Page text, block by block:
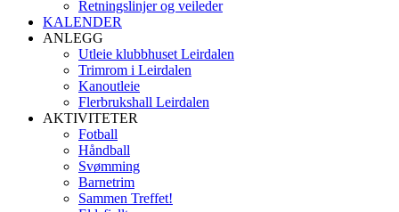
Retningslinjer og veileder
KALENDER
ANLEGG
Utleie klubbhuset Leirdalen
Trimrom i Leirdalen
Kanoutleie
Flerbrukshall Leirdalen
AKTIVITETER
Fotball
Håndball
Svømming
Barnetrim
Sammen Treffet!